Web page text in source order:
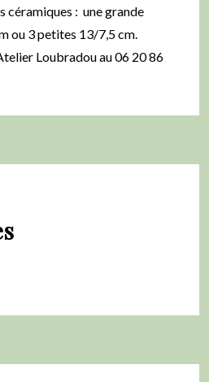
céramiques : une grande
ou 3 petites 13/7,5 cm.
Loubradou au 06 20 86